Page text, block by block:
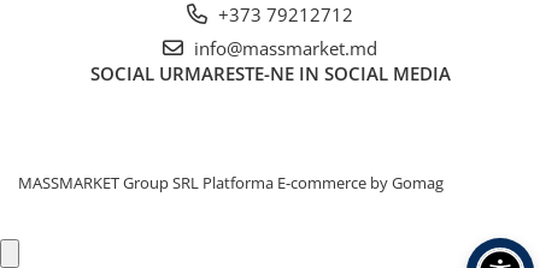
+373 79212712
info@massmarket.md
SOCIAL URMARESTE-NE IN SOCIAL MEDIA
MASSMARKET Group SRL Platforma E-commerce by Gomag